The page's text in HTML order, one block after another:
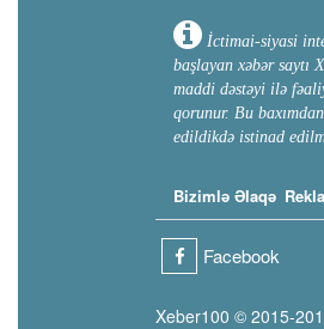
İctimai-siyasi
başlayan xəbər saytı
maddi dəstəyi ilə
qorunur. Bu
edildikdə istinad
Bizimlə Əlaqə
Facebook
Xeber100 © 2015-